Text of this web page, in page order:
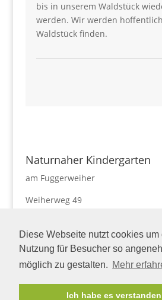
Diese Webseite nutzt cookies um
Nutzung für Besucher so
möglich zu gestalten. Mehr
Ich habe es verstanden
bis in unserem Waldstück
werden. Wir werden
Waldstück finden.
Naturnaher Kindergarten
am Fuggerweiher
Weiherweg 49
Tel. 08333-9242986
naturnaherkindergarten@markt-